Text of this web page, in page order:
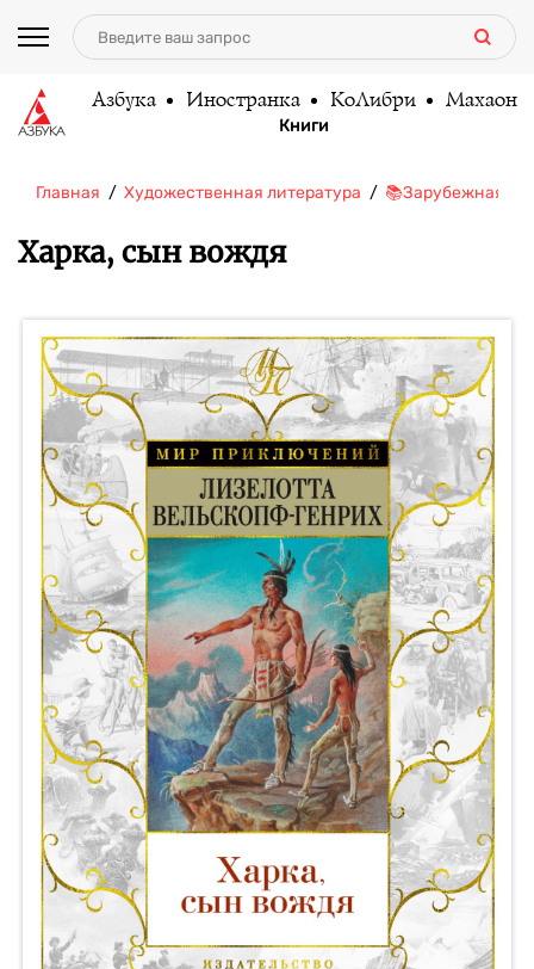
Азбука Иностранка КоЛибри Махаон
Книги
Главная Художественная литература 📚Зарубежная
Харка, сын вождя